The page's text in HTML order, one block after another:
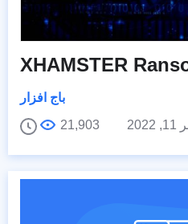
XHAMSTER
باج افزار
21,903